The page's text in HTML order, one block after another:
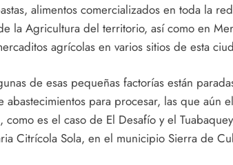
alimentos comercializados en toda la
la Agricultura del territorio, así como en
agrícolas en varios sitios de esta
de esas pequeñas factorías están
abastecimientos para procesar, las que aún
como es el caso de El Desafío y el
Citrícola Sola, en el municipio Sierra de